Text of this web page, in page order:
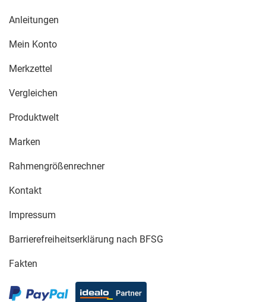
Anleitungen
Mein Konto
Merkzettel
Vergleichen
Produktwelt
Marken
Rahmengrößenrechner
Kontakt
Impressum
Barrierefreiheitserklärung nach BFSG
Fakten